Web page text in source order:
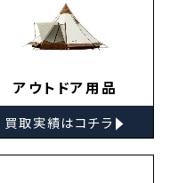
アウトドア用品
買取実績はコチラ ▸